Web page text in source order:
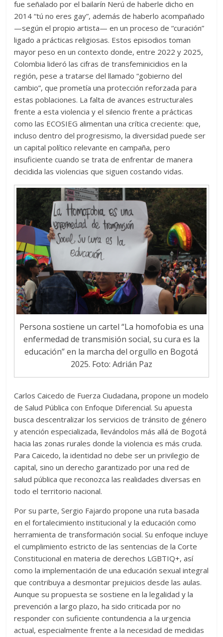
fue señalado por el bailarín Nerú de haberle dicho en
2014 “tú no eres gay”, además de haberlo acompañado
—según el propio artista— en un proceso de “curación”
ligado a prácticas religiosas. Estos episodios toman
mayor peso en un contexto donde, entre 2022 y 2025,
Colombia lideró las cifras de transfeminicidios en la
región, pese a tratarse del llamado “gobierno del
cambio”, que prometía una protección reforzada para
estas poblaciones. La falta de avances estructurales
frente a esta violencia y el silencio frente a prácticas
como las ECOSIEG alimentan una crítica creciente: que,
incluso dentro del progresismo, la diversidad puede ser
un capital político relevante en campaña, pero
insuficiente cuando se trata de enfrentar de manera
decidida las violencias que siguen costando vidas.
Persona sostiene un cartel “La homofobia es una
enfermedad de transmisión social, su cura es la
educación” en la marcha del orgullo en Bogotá
2025. Foto: Adrián Paz
Carlos Caicedo de Fuerza Ciudadana,propone un modelo
de Salud Pública con Enfoque Diferencial. Su apuesta
busca descentralizar los servicios de tránsito de género
y atención especializada, llevándolos más allá de Bogotá
hacia las zonas rurales donde la violencia es más cruda.
Para Caicedo, la identidad no debe ser un privilegio de
capital, sino un derecho garantizado por una red de
salud pública que reconozca las realidades diversas en
todo el territorio nacional.
Por su parte,Sergio Fajardo propone una ruta basada
en el fortalecimiento institucional y la educación como
herramienta de transformación social. Su enfoque incluye
el cumplimiento estricto de las sentencias de la Corte
Constitucional en materia de derechos LGBTIQ+, así
como la implementación de una educación sexual integral
que contribuya a desmontar prejuicios desde las aulas.
Aunque su propuesta se sostiene en la legalidad y la
prevención a largo plazo, ha sido criticada por no
responder con suficiente contundencia a la urgencia
actual, especialmente frente a la necesidad de medidas